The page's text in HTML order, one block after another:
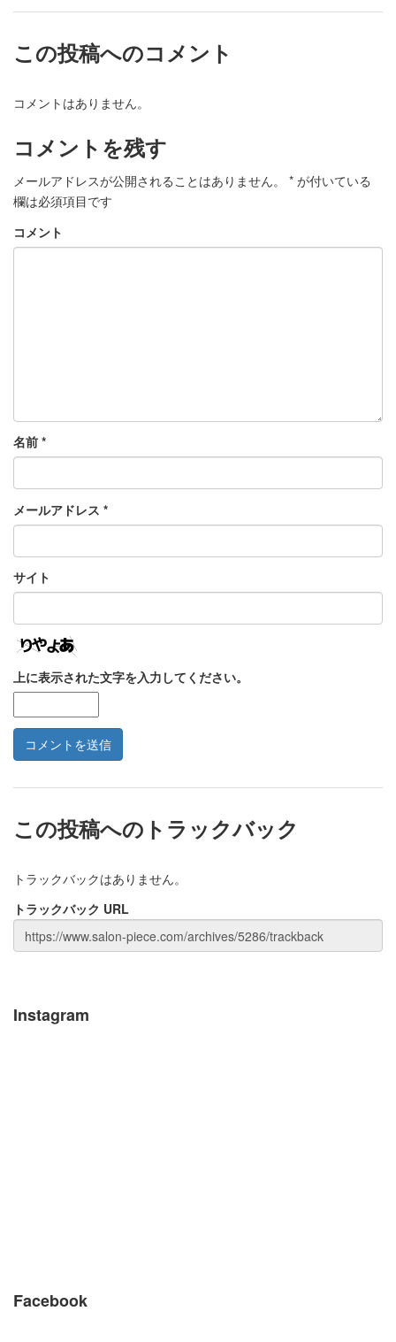
この投稿へのコメント
コメントはありません。
コメントを残す
メールアドレスが公開されることはありません。 * が付いている
欄は必須項目です
コメント
名前 *
メールアドレス *
サイト
上に表示された文字を入力してください。
この投稿へのトラックバック
トラックバックはありません。
トラックバック URL
Instagram
Facebook